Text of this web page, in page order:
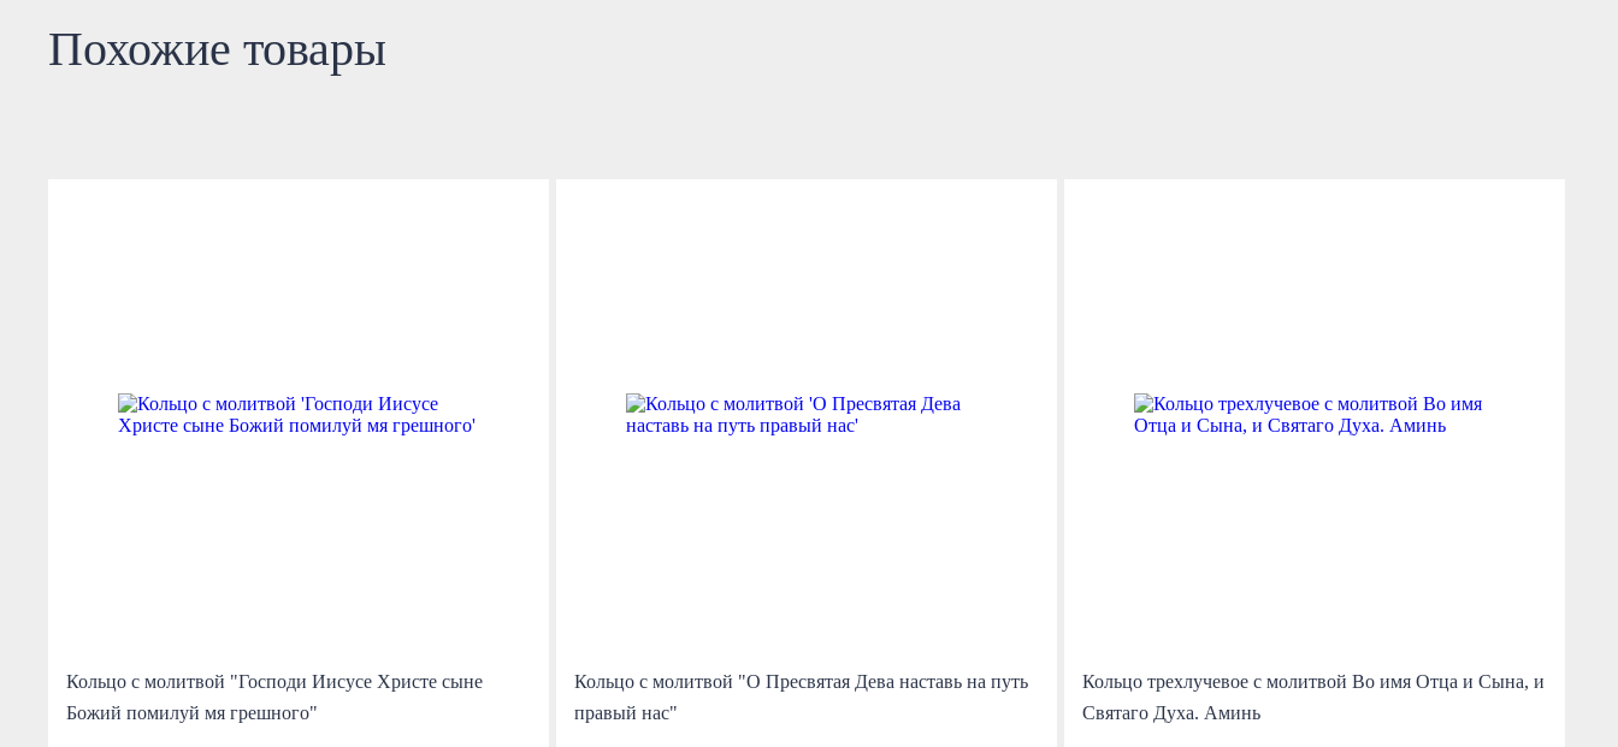
Похожие товары
Кольцо с молитвой "Господи Иисусе Христе сыне
Божий помилуй мя грешного"
Кольцо с молитвой "О Пресвятая Дева наставь на путь
правый нас"
Кольцо трехлучевое с молитвой Во имя Отца и Сына, и
Святаго Духа. Аминь